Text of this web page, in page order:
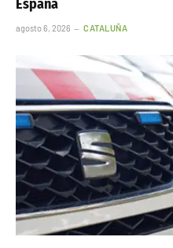
España
agosto 6, 2026 CATALUÑA